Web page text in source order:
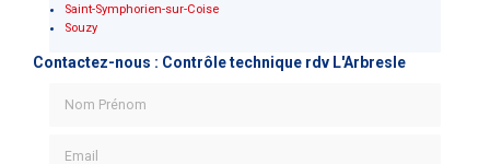
Saint-Symphorien-sur-Coise
Souzy
Contactez-nous : Contrôle technique rdv L'Arbresle